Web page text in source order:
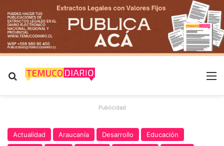
Buscar por
Publicidad
Actualidad Araucanía Desarrollo
Educación